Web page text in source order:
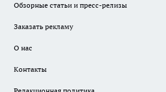
Обзорные статьи и пресс-релизы
Заказать рекламу
О нас
Контакты